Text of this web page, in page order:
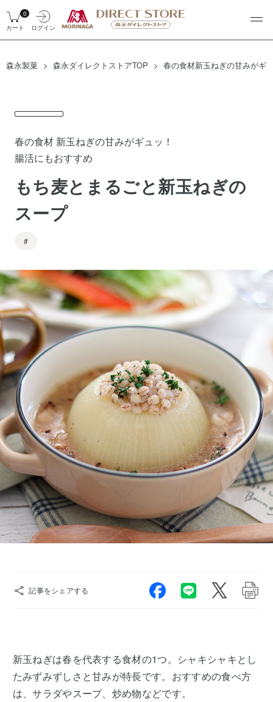
ログイン
0
カート
森永製菓 森永ダイレクトストアTOP 春の食材新玉ねぎの甘みがギ
春の食材 新玉ねぎの甘みがギュッ！
腸活にもおすすめ
もち麦とまるごと新玉ねぎの
スープ
記事をシェアする
新玉ねぎは春を代表する食材の1つ。シャキシャキとし
たみずみずしさと甘みが特長です。おすすめの食べ方
は、サラダやスープ、炒め物などです。